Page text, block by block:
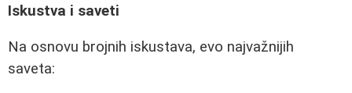
Iskustva i saveti
Na osnovu brojnih iskustava, evo najvažnijih
saveta: